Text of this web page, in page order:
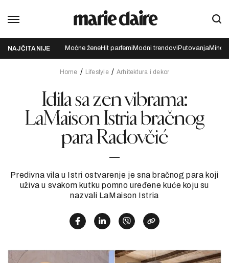
NAJČITANIJE Moćne ženeHit parfemi Modni trendovi Putovanja
Home Lifestyle Arhitektura i dekor
Idila sa zen vibrama:
LaMaison Istria bračnog
para Radovčić
Predivna vila u Istri ostvarenje je sna bračnog para koji
uživa u svakom kutku pomno uređene kuće koju su
nazvali LaMaison Istria